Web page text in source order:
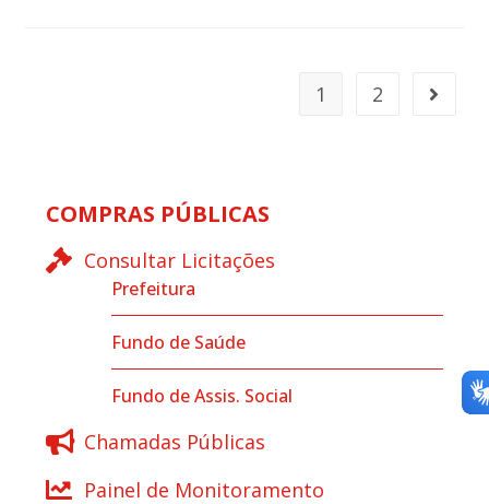
1 2
COMPRAS PÚBLICAS
Consultar Licitações
Prefeitura
Fundo de Saúde
Fundo de Assis. Social
Chamadas Públicas
Painel de Monitoramento